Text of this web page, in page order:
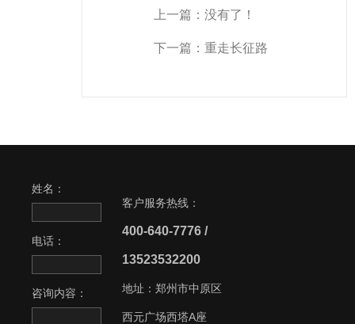
上一篇：没有了！
下一篇： 重走长征路
姓名：
电话：
咨询内容：
客户服务热线：
400-640-7776 /
13523532200
地址：郑州市中原区
西元广场西塔A座